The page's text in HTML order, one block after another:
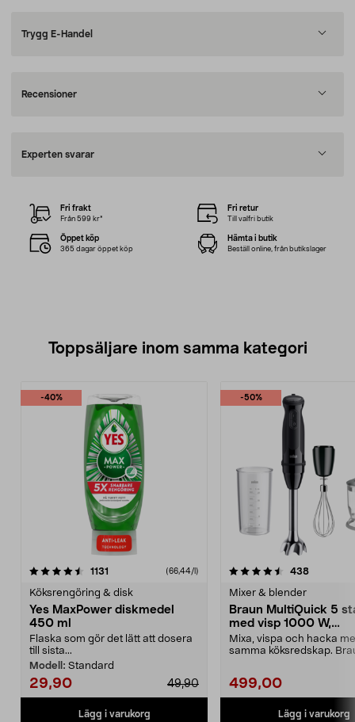
Trygg E-Handel
Recensioner
Experten svarar
Fri frakt
Från 599 kr*
Fri retur
Till valfri butik
Öppet köp
365 dagar öppet köp
Hämta i butik
Beställ online, från butikslager
Toppsäljare inom samma kategori
-40%
1131 (66,44/l)
Köksrengöring & disk
Yes MaxPower diskmedel
450 ml
Flaska som gör det lätt att dosera
till sista...
Modell: Standard
29,90 49,90
Lägg i varukorg
-50%
4.5 av 5 stjärnor 438
Mixer & blender
Braun MultiQuick 5
med visp 1000 W,
MQ50202M
Mixa, vispa och hacka
samma köksredskap.
499,00
Lägg i varukorg
4.5 av 5 stjärnor